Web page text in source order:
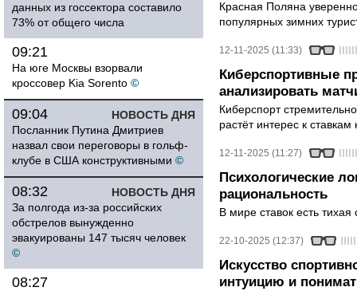
данных из госсектора составило
73% от общего числа
09:21
На юге Москвы взорвали
кроссовер Kia Sorento ©
НОВОСТЬ ДНЯ
09:04
Посланник Путина Дмитриев
назвал свои переговоры в гольф-
клубе в США конструктивными ©
НОВОСТЬ ДНЯ
08:32
За полгода из-за российских
обстрелов вынужденно
эвакуированы 147 тысяч человек
©
08:27
Красная Поляна
популярных зимних
12-11-2025 (11:33)
Киберспортивные
анализировать
Киберспорт
растёт интерес к
12-11-2025 (11:27)
Психологические
рациональность
В мире ставок есть тихая
22-10-2025 (12:37)
Искусство
интуицию и